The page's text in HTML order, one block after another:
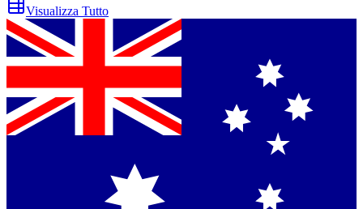
Visualizza Tutto